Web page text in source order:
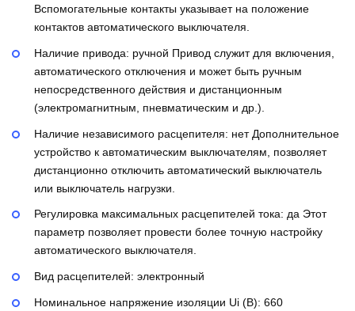
Вспомогательные контакты указывает на положение
контактов автоматического выключателя.
Наличие привода: ручной Привод служит для включения,
автоматического отключения и может быть ручным
непосредственного действия и дистанционным
(электромагнитным, пневматическим и др.).
Наличие независимого расцепителя: нет Дополнительное
устройство к автоматическим выключателям, позволяет
дистанционно отключить автоматический выключатель
или выключатель нагрузки.
Регулировка максимальных расцепителей тока: да Этот
параметр позволяет провести более точную настройку
автоматического выключателя.
Вид расцепителей: электронный
Номинальное напряжение изоляции Ui (В): 660